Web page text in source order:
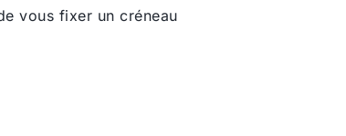
vous fixer un créneau